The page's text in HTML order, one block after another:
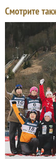
Смотрите